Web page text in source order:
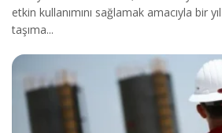
etkin kullanımını sağlamak amacıyla bir
taşıma...